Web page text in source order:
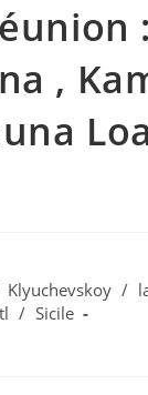
,
Klyuchevskoy /
/ Sicile